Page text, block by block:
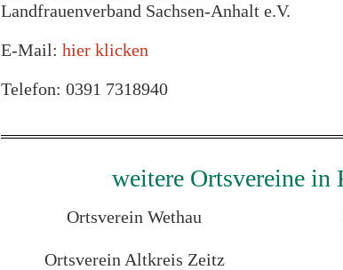
Landfrauenverband Sachsen-Anhalt e.V.
E-Mail: hier klicken
Telefon: 0391 7318940
weitere Ortsvereine in
Ortsverein Wethau
Ortsverein Altkreis Zeitz